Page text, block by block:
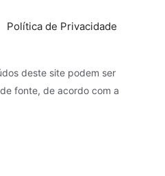
Política de Privacidade
deste site podem ser
fonte, de acordo com a